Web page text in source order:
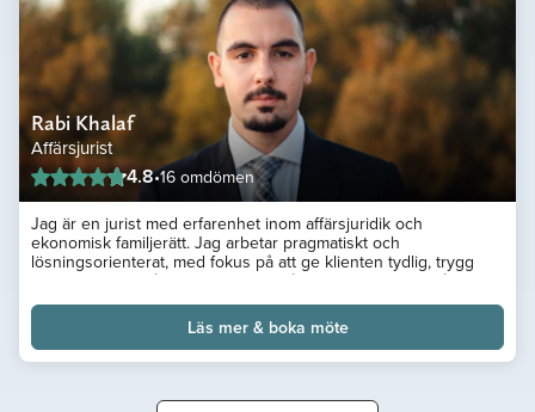
Rabi Khalaf
Affärsjurist
4.8•16 omdömen
Jag är en jurist med erfarenhet inom affärsjuridik och
ekonomisk familjerätt. Jag arbetar pragmatiskt och
lösningsorienterat, med fokus på att ge klienten tydlig, trygg
och användbar rådgivning. Jag bistår privatpersoner i frågor
som kräver juridisk precision, gott omdöme och förståelse för
både ekonomiska och personliga förhållanden. Genom att även
kunna arbeta på flera språk kan jag erbjuda rådgivning som är
både tillgänglig och förtroendeskapande.
Läs mer & boka möte